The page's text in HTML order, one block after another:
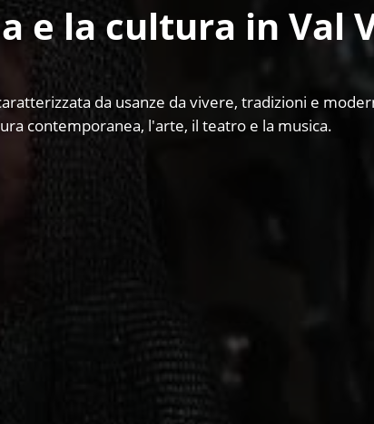
e la cultura in Val
da usanze da vivere, tradizioni e
contemporanea, l'arte, il teatro e la musica.